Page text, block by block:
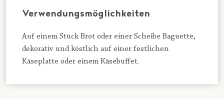
Verwendungsmöglichkeiten
Auf einem Stück Brot oder einer Scheibe Baguette,
dekorativ und köstlich auf einer festlichen
Käseplatte oder einem Käsebuffet.